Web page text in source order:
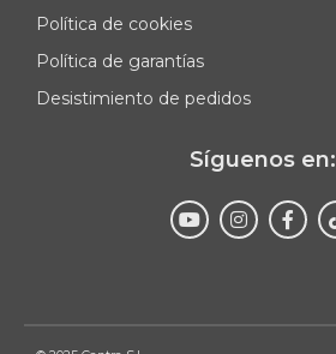
Política de cookies
Política de garantías
Desistimiento de pedidos
Síguenos en: